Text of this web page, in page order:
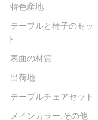
特色産地
テーブルと椅子のセッ
ト
表面の材質
出荷地
テーブルチェアセット
メインカラー:その他